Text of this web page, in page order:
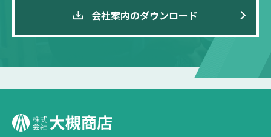
会社案内のダウンロード